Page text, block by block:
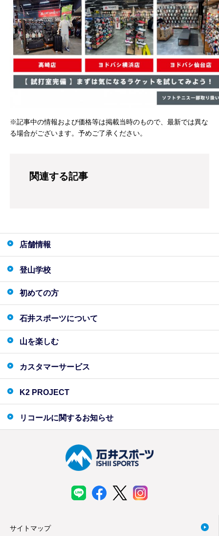
※記事中の情報および価格等は掲載当時のもので、最新では異な
る場合がございます。予めご了承ください。
関連する記事
店舗情報
登山学校
初めての方
石井スポーツについて
山を楽しむ
カスタマーサービス
K2 PROJECT
リコールに関するお知らせ
サイトマップ